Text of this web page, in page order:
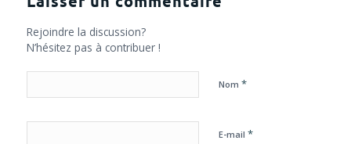
Rejoindre la discussion?
N’hésitez pas à contribuer !
Nom *
E-mail *